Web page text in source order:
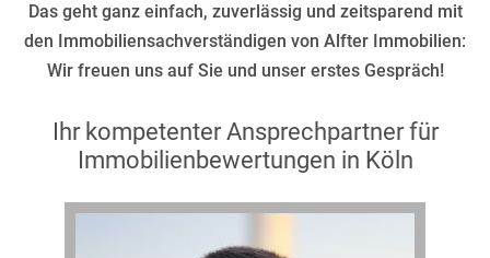
Das geht ganz einfach, zuverlässig und zeitsparend mit
den Immobiliensachverständigen von Alfter Immobilien:
Wir freuen uns auf Sie und unser erstes Gespräch!
Ihr kompetenter Ansprechpartner für
Immobilienbewertungen in Köln